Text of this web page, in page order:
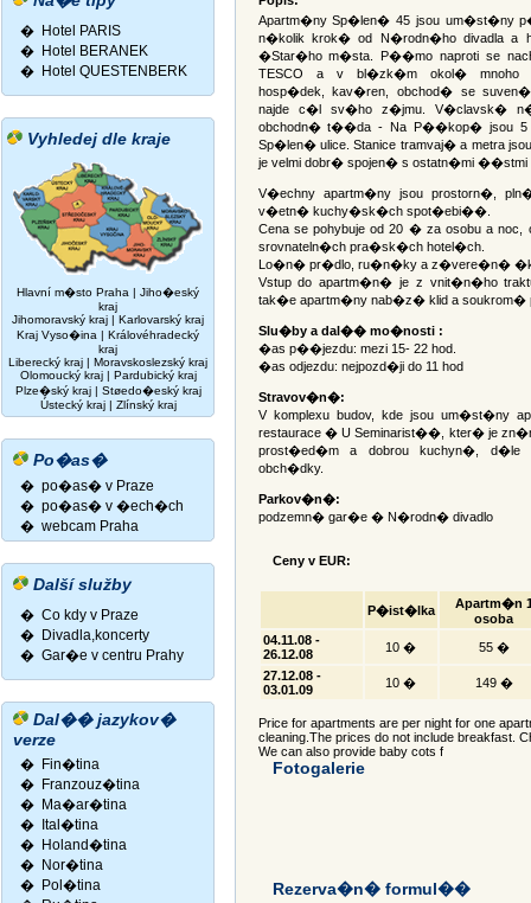
� Hotel PARIS
� Hotel BERANEK
� Hotel QUESTENBERK
Vyhledej dle kraje
Hlavní m�sto Praha | Jiho�eský
kraj
Jihomoravský kraj | Karlovarský kraj
Kraj Vyso�ina | Královéhradecký
kraj
Liberecký kraj | Moravskoslezský kraj
Olomoucký kraj| Pardubický kraj
Plze�ský kraj| Støedo�eský kraj
Ústecký kraj| Zlínský kraj
Po�as�
� po�as� v Praze
� po�as� v �ech�ch
� webcam Praha
Další služby
� Co kdy v Praze
� Divadla,koncerty
� Gar�e v centru Prahy
Dal�� jazykov�
verze
� Fin�tina
� Franzouz�tina
� Ma�ar�tina
�
Ital�tina
� Holand�tina
� Nor�tina
� Pol�tina
Apartm�ny Sp�len� 45 jsou um�st�ny
n�kolik krok� od N�rodn�ho divadla a
�Star�ho m�sta. P��mo naproti se
TESCO a v bl�zk�m okol� mnoho
hosp�dek, kav�ren, obchod� se
najde c�l sv�ho z�jmu. V�clavsk�
obchodn� t��da - Na P��kop� jsou
Sp�len� ulice. Stanice tramvaj� a metra
je velmi dobr� spojen� s ostatn�mi ��stmi
V�echny apartm�ny jsou prostorn�,
v�etn� kuchy�sk�ch spot�ebi��.
Cena se pohybuje od 20 � za osobu a
srovnateln�ch pra�sk�ch hotel�ch.
Lo�n� pr�dlo, ru�n�ky a z�vere�n�
Vstup do apartm�n� je z vnit�n�ho
tak�e apartm�ny nab�z� klid a soukrom�
Slu�by a dal�� mo�nosti :
�as p��jezdu: mezi 15- 22 hod.
�as odjezdu: nejpozd�ji do 11 hod
Stravov�n�:
V komplexu budov, kde jsou um�st�ny
restaurace � U Seminarist��, kter� je
prost�ed�m a dobrou kuchyn�,
obch�dky.
Parkov�n�:
podzemn� gar�e � N�rodn� divadlo
Ceny v EUR:
P�ist�lka
Apartm�n
osoba
04.11.08 -
26.12.08
10 �
55 �
27.12.08 -
03.01.09
10 � 149 �
Price for apartments are per night for one
cleaning.The prices do not include breakfast.
We can also provide baby cots f
Fotogalerie
Rezerva�n� formul��